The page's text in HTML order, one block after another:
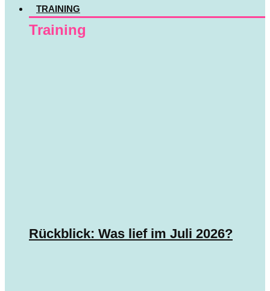
TRAINING
Training
Rückblick: Was lief im Juli 2026?